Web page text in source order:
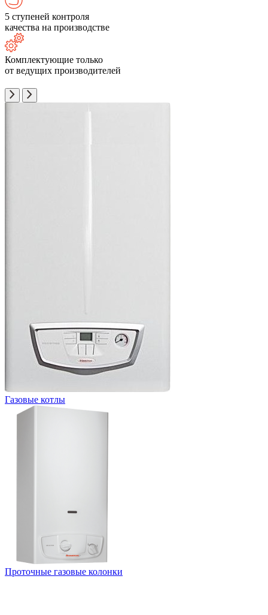
5 ступеней контроля
качества на производстве
Комплектующие только
от ведущих производителей
Газовые котлы
Проточные газовые колонки